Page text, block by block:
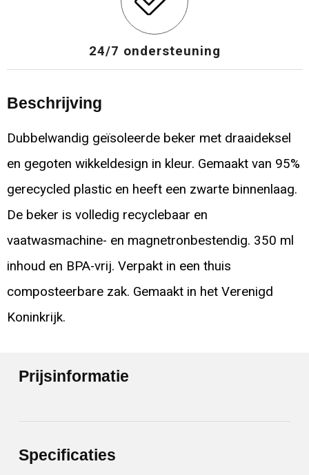
24/7 ondersteuning
Beschrijving
Dubbelwandig geïsoleerde beker met draaideksel
en gegoten wikkeldesign in kleur. Gemaakt van 95%
gerecycled plastic en heeft een zwarte binnenlaag.
De beker is volledig recyclebaar en
vaatwasmachine- en magnetronbestendig. 350 ml
inhoud en BPA-vrij. Verpakt in een thuis
composteerbare zak. Gemaakt in het Verenigd
Koninkrijk.
Prijsinformatie
Specificaties